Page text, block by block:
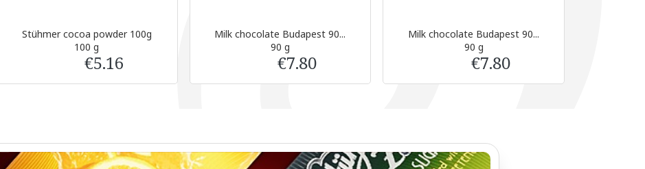
Stühmer cocoa powder 100g
100 g
€5.16
Milk chocolate Budapest 90...
90 g
€7.80
Milk chocolate Budapest 90...
90 g
€7.80